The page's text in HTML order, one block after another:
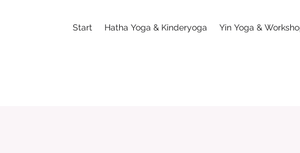
Start Hatha Yoga & Kinderyoga Yin Yoga &